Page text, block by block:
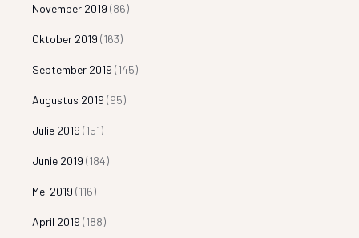
November 2019 (86)
Oktober 2019 (163)
September 2019 (145)
Augustus 2019 (95)
Julie 2019 (151)
Junie 2019 (184)
Mei 2019 (116)
April 2019 (188)